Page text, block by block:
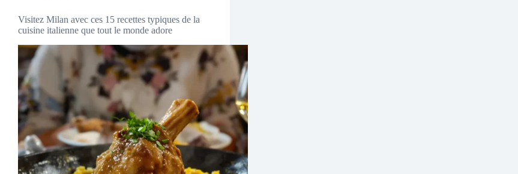
Visitez Milan avec ces 15 recettes typiques de la
cuisine italienne que tout le monde adore